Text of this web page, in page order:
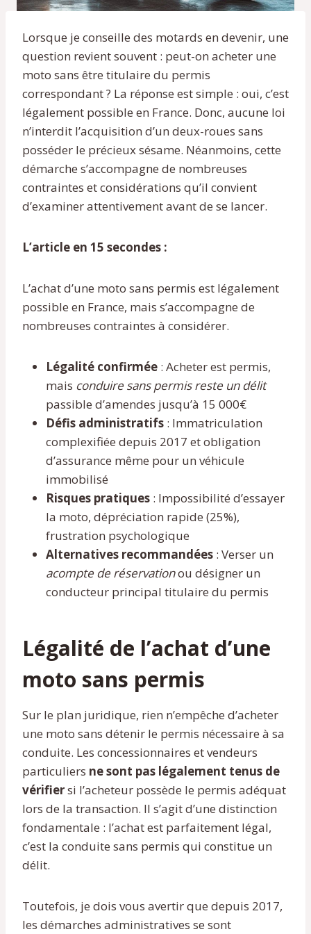
Lorsque je conseille des motards en devenir, une
question revient souvent : peut-on acheter une
moto sans être titulaire du permis
correspondant ? La réponse est simple : oui, c’est
légalement possible en France. Donc, aucune loi
n’interdit l’acquisition d’un deux-roues sans
posséder le précieux sésame. Néanmoins, cette
démarche s’accompagne de nombreuses
contraintes et considérations qu’il convient
d’examiner attentivement avant de se lancer.
L’article en 15 secondes :
L’achat d’une moto sans permis est légalement
possible en France, mais s’accompagne de
nombreuses contraintes à considérer.
Légalité confirmée : Acheter est permis,
mais conduire sans permis reste un délit
passible d’amendes jusqu’à 15 000€
Défis administratifs : Immatriculation
complexifiée depuis 2017 et obligation
d’assurance même pour un véhicule
immobilisé
Risques pratiques : Impossibilité d’essayer
la moto, dépréciation rapide (25%),
frustration psychologique
Alternatives recommandées : Verser un
acompte de réservationou désigner un
conducteur principal titulaire du permis
Légalité de l’achat d’une
moto sans permis
Sur le plan juridique, rien n’empêche d’acheter
une moto sans détenir le permis nécessaire à sa
conduite. Les concessionnaires et vendeurs
particuliers ne sont pas légalement tenus de
vérifiersi l’acheteur possède le permis adéquat
lors de la transaction. Il s’agit d’une distinction
fondamentale : l’achat est parfaitement légal,
c’est la conduite sans permis qui constitue un
délit.
Toutefois, je dois vous avertir que depuis 2017,
les démarches administratives se sont